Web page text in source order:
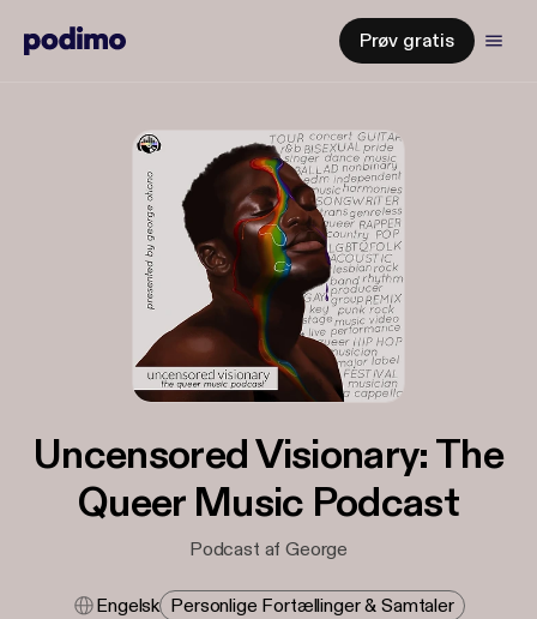
Prøv gratis
Uncensored Visionary: The
Queer Music Podcast
Podcast af George
Engelsk Personlige Fortællinger & Samtaler